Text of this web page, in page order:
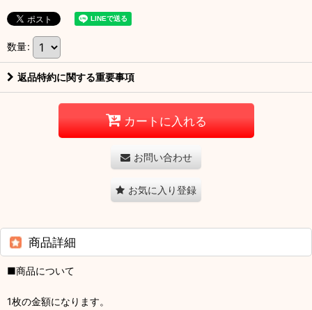
数量:
返品特約に関する重要事項
カートに入れる
お問い合わせ
お気に入り登録
商品詳細
■商品について
1枚の金額になります。